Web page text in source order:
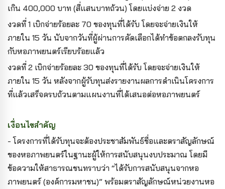
เกิน 400,000 บาท (สี่แสนบาทถ้วน) โดยแบ่งจ่าย 2 งวด
งวดที่ 1 เบิกจ่ายร้อยละ 70 ของทุนที่ได้รับ โดยจะจ่ายเงินให้
ภายใน 15 วัน นับจากวันที่ผู้ผ่านการคัดเลือกได้ทำข้อตกลงรับทุน
กับหอภาพยนตร์เรียบร้อยแล้ว
งวดที่ 2 เบิกจ่ายร้อยละ 30 ของทุนที่ได้รับ โดยจะจ่ายเงินให้
ภายใน 15 วัน หลังจากผู้รับทุนส่งรายงานผลการดำเนินโครงการ
ที่แล้วเสร็จครบถ้วนตามแผนงานที่ได้เสนอต่อหอภาพยนตร์
เงื่อนไขสำคัญ
- โครงการที่ได้รับทุนจะต้องประชาสัมพันธ์ชื่อและตราสัญลักษณ์
ของหอภาพยนตร์ในฐานะผู้ให้การสนับสนุนงบประมาณ โดยมี
ข้อความให้สาธารณชนทราบว่า “ได้รับการสนับสนุนจากหอ
ภาพยนตร์ (องค์การมหาชน)” พร้อมตราสัญลักษณ์หน่วยงานหอ